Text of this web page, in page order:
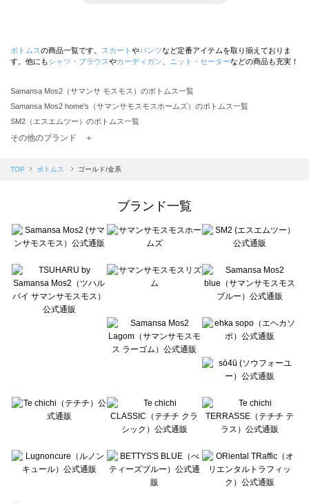
ボトムスの商品一覧です。 スカート やパンツなど定番アイテムを取り揃えておりま
す。他にもシャツ・ブラウスやカーディガン ニット・セーターなどの商品も充実！
Samansa Mos2（サマンサ モスモス）のボトムス一覧
Samansa Mos2 home's（サマンサモスモスホームズ）のボトムス一覧
SM2（エスエムツー）のボトムス一覧
TSUHARU by Samansa Mos2（ツハルバイサマンサモスモス）のボトムス一覧
Samansa Mos2 blue（サマンサモスモス ブルー）のボトムス一覧
sō4ū（ソウフォーユー）のボトムス一覧
Te chichi（テチチ）のボトムス一覧
Te chichi CLASSIC（テチチ クラシック）のボトムス一覧
Lugnoncure（ルノンキュール）のボトムス一覧
BETTY'S BLUE（べティーズブルー）のボトムス一覧
Wpc.（ワールドパーティー）のボトムス一覧
その他のブランド ＋
TOP ボトムス ゴールド/金系
ブランド一覧